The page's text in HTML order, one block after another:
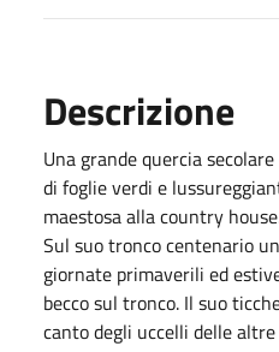
Descrizione
Una grande quercia
di foglie verdi e
maestosa alla country
Sul suo tronco centenario
giornate primaverili ed
becco sul tronco. Il suo
canto degli uccelli delle